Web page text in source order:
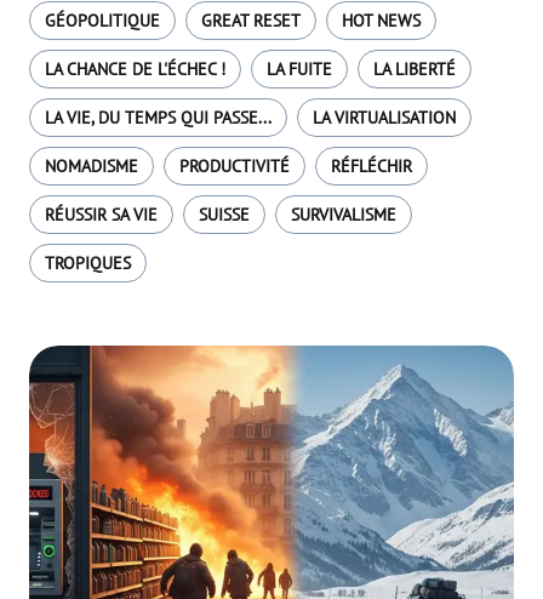
GÉOPOLITIQUE GREAT RESET HOT NEWS
LA CHANCE DE L'ÉCHEC ! LA FUITE LA LIBERTÉ
LA VIE, DU TEMPS QUI PASSE... LA VIRTUALISATION
NOMADISME PRODUCTIVITÉ RÉFLÉCHIR
RÉUSSIR SA VIE SUISSE SURVIVALISME
TROPIQUES